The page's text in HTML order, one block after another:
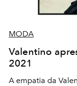
MODA
Valentino
2021
A empatia da